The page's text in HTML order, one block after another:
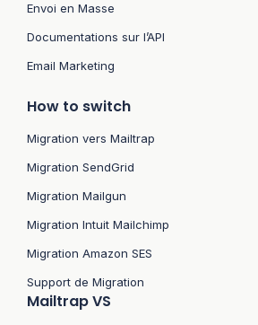
Envoi en Masse
Documentations sur l’API
Email Marketing
How to switch
Migration vers Mailtrap
Migration SendGrid
Migration Mailgun
Migration Intuit Mailchimp
Migration Amazon SES
Support de Migration
Mailtrap VS